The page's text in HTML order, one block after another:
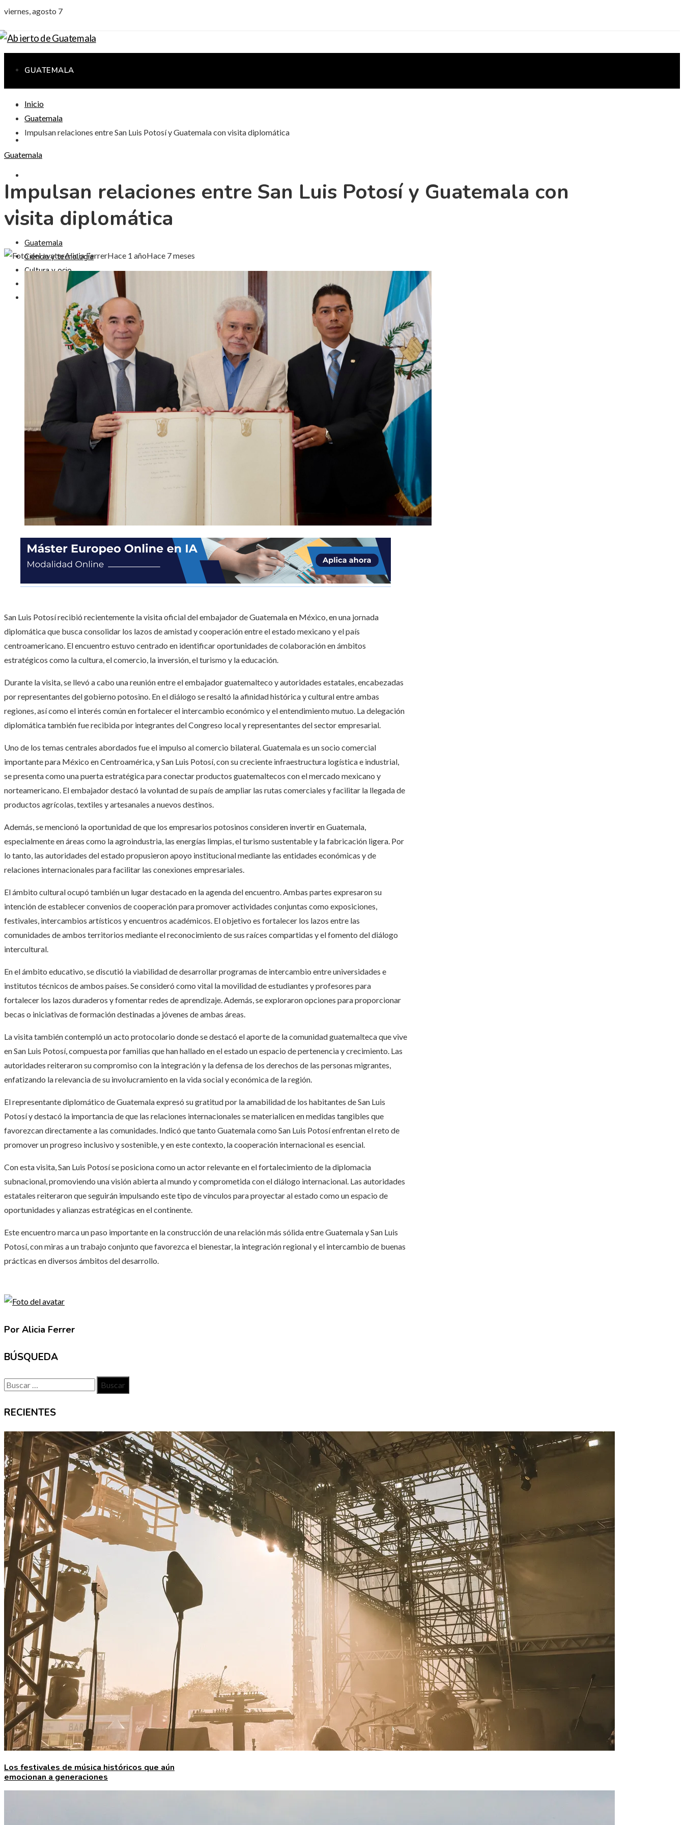
viernes, agosto 7
GUATEMALA
CIENCIA Y TECNOLOGÍA
INVERSIONES Y NEGOCIOS
Guatemala
Ciencia y tecnología
Cultura y ocio
Responsabilidad Social
Inicio
Guatemala
Impulsan relaciones entre San Luis Potosí y Guatemala con visita diplomática
Guatemala
Impulsan relaciones entre San Luis Potosí y Guatemala con
visita diplomática
Alicia FerrerHace 1 añoHace 7 meses
San Luis Potosí recibió recientemente la visita oficial del embajador de Guatemala en México, en una jornada
diplomática que busca consolidar los lazos de amistad y cooperación entre el estado mexicano y el país
centroamericano. El encuentro estuvo centrado en identificar oportunidades de colaboración en ámbitos
estratégicos como la cultura, el comercio, la inversión, el turismo y la educación.
Durante la visita, se llevó a cabo una reunión entre el embajador guatemalteco y autoridades estatales, encabezadas
por representantes del gobierno potosino. En el diálogo se resaltó la afinidad histórica y cultural entre ambas
regiones, así como el interés común en fortalecer el intercambio económico y el entendimiento mutuo. La delegación
diplomática también fue recibida por integrantes del Congreso local y representantes del sector empresarial.
Uno de los temas centrales abordados fue el impulso al comercio bilateral. Guatemala es un socio comercial
importante para México en Centroamérica, y San Luis Potosí, con su creciente infraestructura logística e industrial,
se presenta como una puerta estratégica para conectar productos guatemaltecos con el mercado mexicano y
norteamericano. El embajador destacó la voluntad de su país de ampliar las rutas comerciales y facilitar la llegada de
productos agrícolas, textiles y artesanales a nuevos destinos.
Además, se mencionó la oportunidad de que los empresarios potosinos consideren invertir en Guatemala,
especialmente en áreas como la agroindustria, las energías limpias, el turismo sustentable y la fabricación ligera. Por
lo tanto, las autoridades del estado propusieron apoyo institucional mediante las entidades económicas y de
relaciones internacionales para facilitar las conexiones empresariales.
El ámbito cultural ocupó también un lugar destacado en la agenda del encuentro. Ambas partes expresaron su
intención de establecer convenios de cooperación para promover actividades conjuntas como exposiciones,
festivales, intercambios artísticos y encuentros académicos. El objetivo es fortalecer los lazos entre las
comunidades de ambos territorios mediante el reconocimiento de sus raíces compartidas y el fomento del diálogo
intercultural.
En el ámbito educativo, se discutió la viabilidad de desarrollar programas de intercambio entre universidades e
institutos técnicos de ambos países. Se consideró como vital la movilidad de estudiantes y profesores para
fortalecer los lazos duraderos y fomentar redes de aprendizaje. Además, se exploraron opciones para proporcionar
becas o iniciativas de formación destinadas a jóvenes de ambas áreas.
La visita también contempló un acto protocolario donde se destacó el aporte de la comunidad guatemalteca que vive
en San Luis Potosí, compuesta por familias que han hallado en el estado un espacio de pertenencia y crecimiento. Las
autoridades reiteraron su compromiso con la integración y la defensa de los derechos de las personas migrantes,
enfatizando la relevancia de su involucramiento en la vida social y económica de la región.
El representante diplomático de Guatemala expresó su gratitud por la amabilidad de los habitantes de San Luis
Potosí y destacó la importancia de que las relaciones internacionales se materialicen en medidas tangibles que
favorezcan directamente a las comunidades. Indicó que tanto Guatemala como San Luis Potosí enfrentan el reto de
promover un progreso inclusivo y sostenible, y en este contexto, la cooperación internacional es esencial.
Con esta visita, San Luis Potosí se posiciona como un actor relevante en el fortalecimiento de la diplomacia
subnacional, promoviendo una visión abierta al mundo y comprometida con el diálogo internacional. Las autoridades
estatales reiteraron que seguirán impulsando este tipo de vínculos para proyectar al estado como un espacio de
oportunidades y alianzas estratégicas en el continente.
Este encuentro marca un paso importante en la construcción de una relación más sólida entre Guatemala y San Luis
Potosí, con miras a un trabajo conjunto que favorezca el bienestar, la integración regional y el intercambio de buenas
prácticas en diversos ámbitos del desarrollo.
Por Alicia Ferrer
BÚSQUEDA
Buscar:
RECIENTES
Los festivales de música históricos que aún
emocionan a generaciones